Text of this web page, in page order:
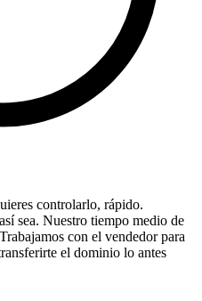
controlarlo, rápido.
sea. Nuestro tiempo medio de
con el vendedor para
el dominio lo antes